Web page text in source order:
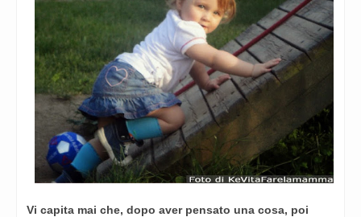
Vi capita mai che, dopo aver pensato una cosa, poi